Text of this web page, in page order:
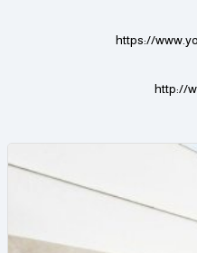
https://
http://